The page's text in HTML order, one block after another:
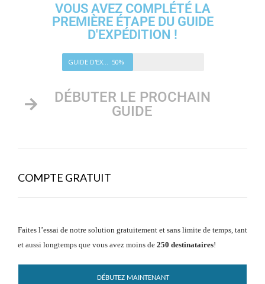
VOUS AVEZ COMPLÉTÉ LA
PREMIÈRE ÉTAPE DU GUIDE
D'EXPÉDITION !
50%
DÉBUTER LE PROCHAIN
GUIDE
COMPTE GRATUIT
Faites l’essai de notre solution gratuitement et sans limite de temps, tant
et aussi longtemps que vous avez moins de 250 destinataires!
DÉBUTEZ MAINTENANT